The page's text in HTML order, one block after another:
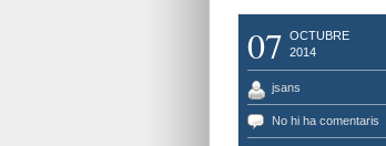
07 OCTUBRE
2014
jsans
No hi ha comentaris